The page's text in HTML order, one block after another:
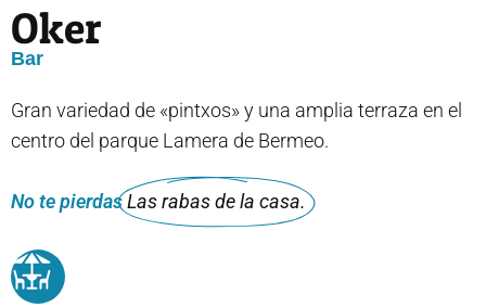
Oker
Bar
Gran variedad de «pintxos» y una amplia terraza en el
centro del parque Lamera de Bermeo.
No te pierdasLas rabas de la casa.